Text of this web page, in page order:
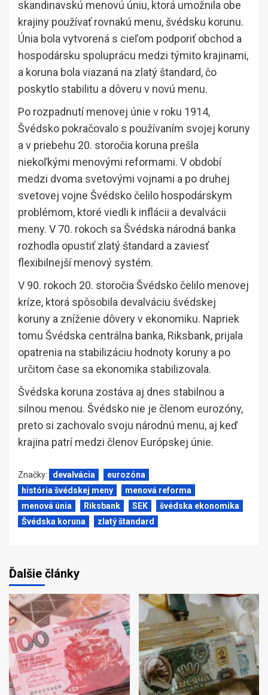
skandinavskú menovú úniu, ktorá umožnila obe
krajiny používať rovnakú menu, švédsku korunu.
Únia bola vytvorená s cieľom podporiť obchod a
hospodársku spoluprácu medzi týmito krajinami,
a koruna bola viazaná na zlatý štandard, čo
poskytlo stabilitu a dôveru v novú menu.
Po rozpadnutí menovej únie v roku 1914,
Švédsko pokračovalo s používaním svojej koruny
a v priebehu 20. storočia koruna prešla
niekoľkými menovými reformami. V období
medzi dvoma svetovými vojnami a po druhej
svetovej vojne Švédsko čelilo hospodárskym
problémom, ktoré viedli k inflácii a devalvácii
meny. V 70. rokoch sa Švédska národná banka
rozhodla opustiť zlatý štandard a zaviesť
flexibilnejší menový systém.
V 90. rokoch 20. storočia Švédsko čelilo menovej
kríze, ktorá spôsobila devalváciu švédskej
koruny a zníženie dôvery v ekonomiku. Napriek
tomu Švédska centrálna banka, Riksbank, prijala
opatrenia na stabilizáciu hodnoty koruny a po
určitom čase sa ekonomika stabilizovala.
Švédska koruna zostáva aj dnes stabilnou a
silnou menou. Švédsko nie je členom eurozóny,
preto si zachovalo svoju národnú menu, aj keď
krajina patrí medzi členov Európskej únie.
Značky: devalvácia
eurozóna
história švédskej meny
menová reforma
menová únia
Riksbank SEK
švédska ekonomika
Švédska koruna
zlatý štandard
Ďalšie články